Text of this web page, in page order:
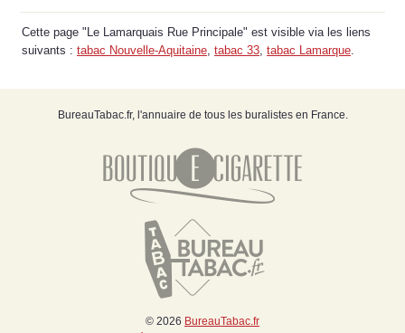
Cette page "Le Lamarquais Rue Principale" est visible via les liens
suivants : tabac Nouvelle-Aquitaine, tabac 33, tabac Lamarque.
BureauTabac.fr, l'annuaire de tous les buralistes en France.
© 2026 BureauTabac.fr